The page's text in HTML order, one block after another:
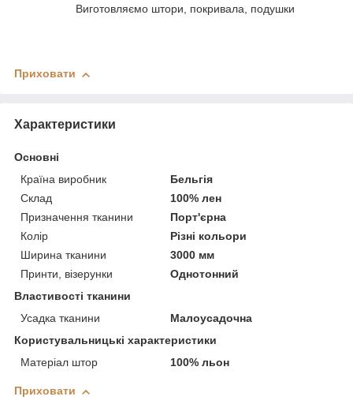
Виготовляємо штори, покривала, подушки
Приховати
Характеристики
Основні
Країна виробник
Бельгія
Склад
100% лен
Призначення тканини
Порт'єрна
Колір
Різні кольори
Ширина тканини
3000 мм
Принти, візерунки
Однотонний
Властивості тканини
Усадка тканини
Малоусадочна
Користувальницькі характеристики
Матеріал штор
100% льон
Приховати